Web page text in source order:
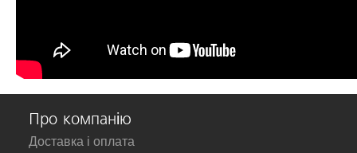
Про компанію
Доставка і оплата